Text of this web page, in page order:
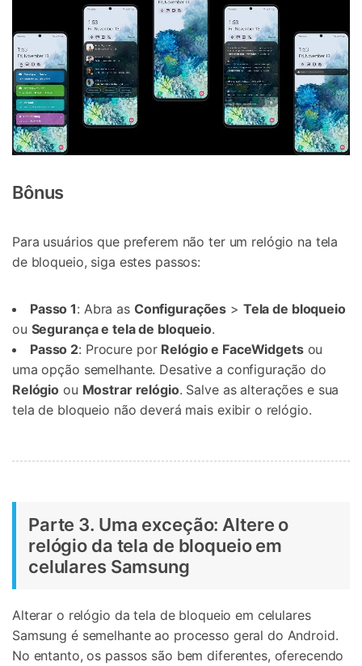
Bônus
Para usuários que preferem não ter um relógio na tela
de bloqueio, siga estes passos:
Passo 1: Abra as Configurações > Tela de bloqueio
ou Segurança e tela de bloqueio.
Passo 2: Procure por Relógio e FaceWidgetsou
uma opção semelhante. Desative a configuração do
Relógio ou Mostrar relógio. Salve as alterações e sua
tela de bloqueio não deverá mais exibir o relógio.
Parte 3. Uma exceção: Altere o
relógio da tela de bloqueio em
celulares Samsung
Alterar o relógio da tela de bloqueio em celulares
Samsung é semelhante ao processo geral do Android.
No entanto, os passos são bem diferentes, oferecendo